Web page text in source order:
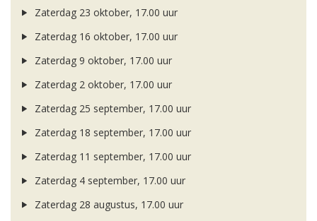
Zaterdag 23 oktober, 17.00 uur
Zaterdag 16 oktober, 17.00 uur
Zaterdag 9 oktober, 17.00 uur
Zaterdag 2 oktober, 17.00 uur
Zaterdag 25 september, 17.00 uur
Zaterdag 18 september, 17.00 uur
Zaterdag 11 september, 17.00 uur
Zaterdag 4 september, 17.00 uur
Zaterdag 28 augustus, 17.00 uur